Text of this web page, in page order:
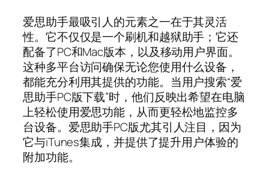
爱思助手最吸引人的元素之一在于其灵活
性。它不仅仅是一个刷机和越狱助手；它还
配备了PC和Mac版本，以及移动用户界面。
这种多平台访问确保无论您使用什么设备，
都能充分利用其提供的功能。当用户搜索“爱
思助手PC版下载”时，他们反映出希望在电脑
上轻松使用爱思功能，从而更轻松地监控多
台设备。爱思助手PC版尤其引人注目，因为
它与iTunes集成，并提供了提升用户体验的
附加功能。